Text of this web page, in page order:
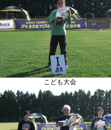
こども大会